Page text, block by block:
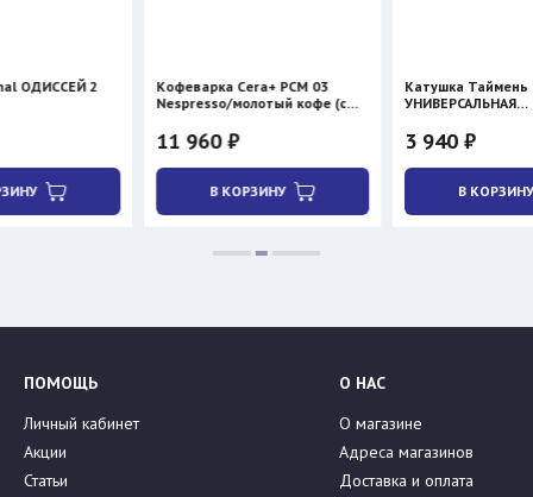
2
Кофеварка Cera+ PCM 03
Nespresso/молотый кофе (с
11 960 ₽
В КОРЗИНУ
Катушка Таймень
УНИВЕРСАЛЬНАЯ
3 940 ₽
В КОРЗИНУ
ПОМОЩЬ
Личный кабинет
Акции
Статьи
О НАС
О магазине
Адреса магазинов
Доставка и оплата